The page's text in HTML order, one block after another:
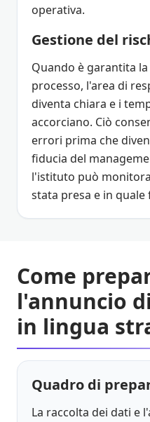
operativa.
Gestione del
Quando è garantita
processo, l'area di
diventa chiara e i
accorciano. Ciò
errori prima che
fiducia del
l'istituto può
stata presa e in quale
Come
l'annuncio
in lingua
Quadro di
La raccolta dei dati e